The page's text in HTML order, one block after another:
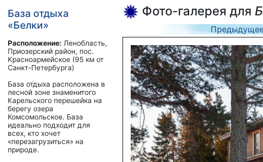
Фото-галерея для
База отдыха
«Белки»
Расположение: Ленобласть,
Приозерский район, пос.
Красноармейское (95 км от
Санкт-Петербурга)
База отдыха расположена в
лесной зоне знаменитого
Карельского перешейка на
берегу озера
Комсомольское. База
идеально подходит для
всех, кто хочет
«перезагрузиться» на
природе.